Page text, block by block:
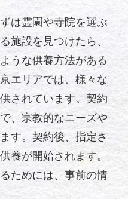
は霊園や寺院を選ぶ
施設を見つけたら、
うな供養方法がある
エリアでは、様々な
されています。契約
、宗教的なニーズや
す。契約後、指定さ
養が開始されます。
ためには、事前の情